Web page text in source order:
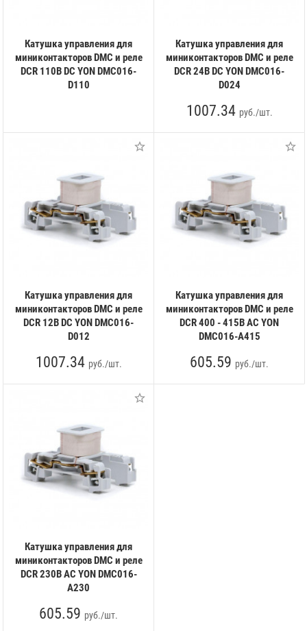
Катушка управления для
миниконтакторов DMC и реле
DCR 110В DC YON DMC016-
D110
Катушка управления для
миниконтакторов DMC и реле
DCR 24В DC YON DMC016-
D024
1007.34 руб./шт.
Катушка управления для
миниконтакторов DMC и реле
DCR 12В DC YON DMC016-
D012
1007.34 руб./шт.
Катушка управления для
миниконтакторов DMC и реле
DCR 400 - 415В AC YON
DMC016-A415
605.59 руб./шт.
Катушка управления для
миниконтакторов DMC и реле
DCR 230В AC YON DMC016-
A230
605.59 руб./шт.